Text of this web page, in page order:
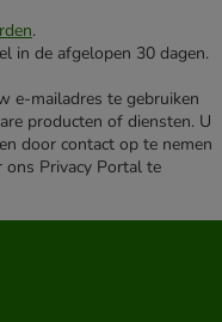
.
in de afgelopen 30 dagen.
e-mailadres te gebruiken
producten of diensten. U
door contact op te nemen
ons Privacy Portal te